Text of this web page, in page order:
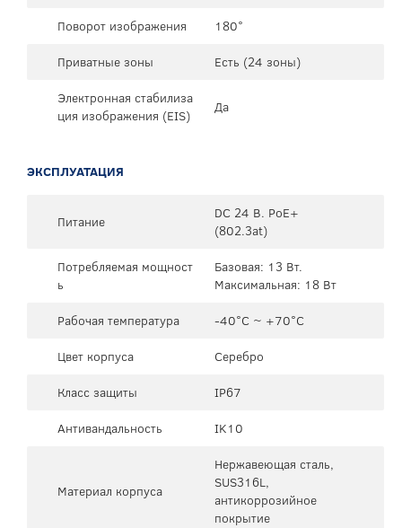
Поворот изображения
180°
Приватные зоны
Есть (24 зоны)
Электронная стабилиза
ция изображения (EIS)
Да
ЭКСПЛУАТАЦИЯ
Питание
DC 24 В. PoE+
(802.3at)
Потребляемая мощност
ь
Базовая: 13 Вт.
Максимальная: 18 Вт
Рабочая температура
-40°C ~ +70°C
Цвет корпуса
Серебро
Класс защиты
IP67
Антивандальность
IK10
Материал корпуса
Нержавеющая сталь,
SUS316L,
антикоррозийное
покрытие